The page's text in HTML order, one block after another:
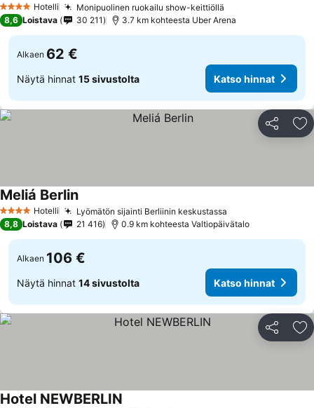
4 Tähtiluokitus
Hotelli Monipuolinen ruokailu show-keittiöllä
8,6 Loistava 30 211 3.7 km kohteesta Uber Arena
Alkaen 62 €
Näytä hinnat 15 sivustolta Katso hinnat
Jaa
4 Tähtiluokitus
Hotelli Lyömätön sijainti Berliinin keskustassa
Meliá Berlin
8,8 Loistava 21 416 0.9 km kohteesta Valtiopäivätalo
Alkaen 106 €
Näytä hinnat 14 sivustolta Katso hinnat
Jaa
Hotel NEWBERLIN